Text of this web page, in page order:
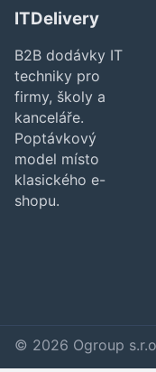
ITDelivery
B2B dodávky IT
techniky pro
firmy, školy a
kanceláře.
Poptávkový
model místo
klasického e-
shopu.
© 2026 Ogroup